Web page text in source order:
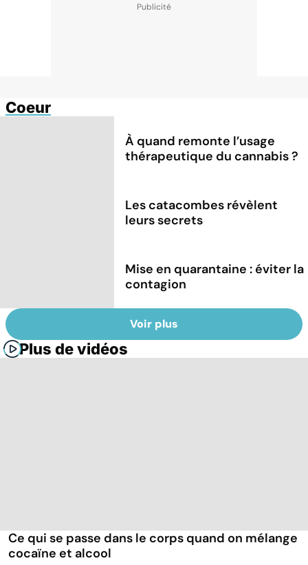
Coeur
À quand remonte l’usage
thérapeutique du cannabis ?
Les catacombes révèlent
leurs secrets
Mise en quarantaine : éviter la
contagion
Voir plus
Plus de vidéos
Ce qui se passe dans le corps quand on mélange
cocaïne et alcool